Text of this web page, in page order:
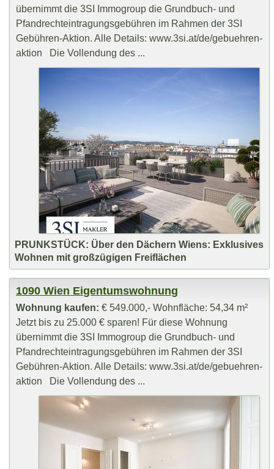
übernimmt die 3SI Immogroup die Grundbuch- und
Pfandrechteintragungsgebühren im Rahmen der 3SI
Gebühren-Aktion. Alle Details: www.3si.at/de/gebuehren-
aktion Die Vollendung des ...
PRUNKSTÜCK: Über den Dächern Wiens: Exklusives
Wohnen mit großzügigen Freiflächen
1090 Wien Eigentumswohnung
Wohnung kaufen: € 549.000,- Wohnfläche: 54,34 m²
Jetzt bis zu 25.000 € sparen! Für diese Wohnung
übernimmt die 3SI Immogroup die Grundbuch- und
Pfandrechteintragungsgebühren im Rahmen der 3SI
Gebühren-Aktion. Alle Details: www.3si.at/de/gebuehren-
aktion Die Vollendung des ...